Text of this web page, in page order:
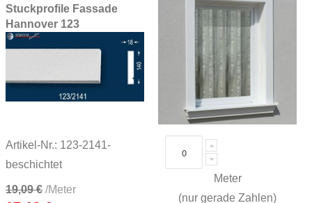
Stuckprofile Fassade
Hannover 123
Artikel-Nr.: 123-2141-
beschichtet
19,09 € /Meter
Meter
(nur gerade Zahlen)